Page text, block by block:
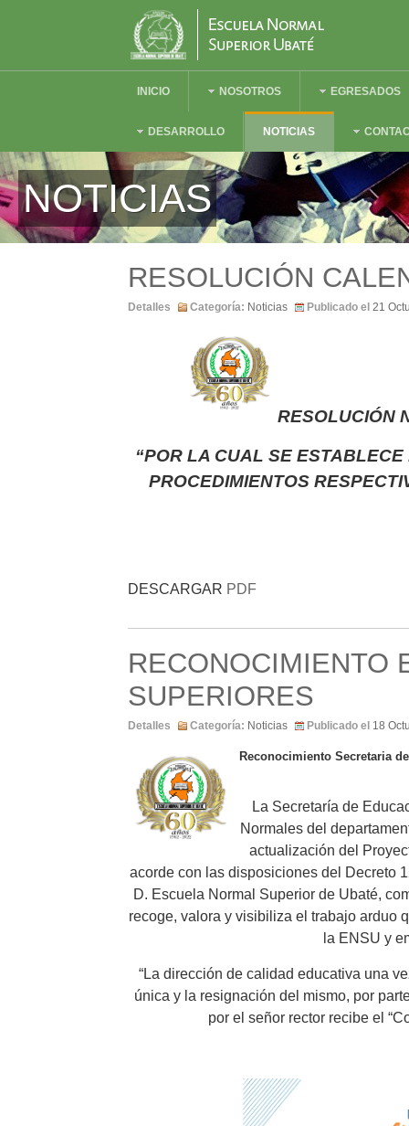
INICIO NOSOTROS EGRESADOS
DESARROLLO NOTICIAS
NOTICIAS
RESOLUCIÓN
Detalles Categoría: Noticias Publicado el 21
RESOLUCIÓN
“POR LA CUAL SE
PROCEDIMIENTOS
DESCARGAR PDF
RECONOCIMIENTO
SUPERIORES
Detalles Categoría: Noticias Publicado el 18
Reconocimiento Secretaria
La Secretaría de
Normales del
actualización del
acorde con las disposiciones del Decreto
D. Escuela Normal Superior de Ubaté,
recoge, valora y visibiliza el trabajo arduo
la ENSU y
“La dirección de calidad educativa una
única y la resignación del mismo, por
por el señor rector recibe el